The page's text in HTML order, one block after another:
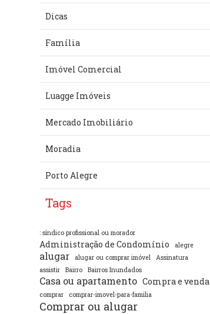
Dicas
Família
Imóvel Comercial
Luagge Imóveis
Mercado Imobiliário
Moradia
Porto Alegre
Tags
: síndico profissional ou morador
Administração de Condomínio alegre
alugar alugar ou comprar imóvel
Assinatura
assistir
Bairro Bairros Inundados
Casa ou apartamento Compra e venda
comprar comprar-imovel-para-familia
Comprar ou alugar